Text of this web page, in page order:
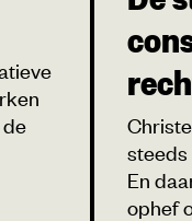
steeds
En
ophef